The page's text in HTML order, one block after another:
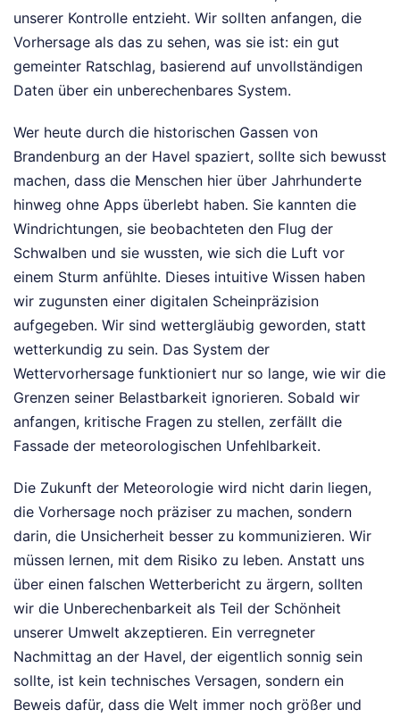
unserer Kontrolle entzieht. Wir sollten anfangen, die
Vorhersage als das zu sehen, was sie ist: ein gut
gemeinter Ratschlag, basierend auf unvollständigen
Daten über ein unberechenbares System.
Wer heute durch die historischen Gassen von
Brandenburg an der Havel spaziert, sollte sich bewusst
machen, dass die Menschen hier über Jahrhunderte
hinweg ohne Apps überlebt haben. Sie kannten die
Windrichtungen, sie beobachteten den Flug der
Schwalben und sie wussten, wie sich die Luft vor
einem Sturm anfühlte. Dieses intuitive Wissen haben
wir zugunsten einer digitalen Scheinpräzision
aufgegeben. Wir sind wettergläubig geworden, statt
wetterkundig zu sein. Das System der
Wettervorhersage funktioniert nur so lange, wie wir die
Grenzen seiner Belastbarkeit ignorieren. Sobald wir
anfangen, kritische Fragen zu stellen, zerfällt die
Fassade der meteorologischen Unfehlbarkeit.
Die Zukunft der Meteorologie wird nicht darin liegen,
die Vorhersage noch präziser zu machen, sondern
darin, die Unsicherheit besser zu kommunizieren. Wir
müssen lernen, mit dem Risiko zu leben. Anstatt uns
über einen falschen Wetterbericht zu ärgern, sollten
wir die Unberechenbarkeit als Teil der Schönheit
unserer Umwelt akzeptieren. Ein verregneter
Nachmittag an der Havel, der eigentlich sonnig sein
sollte, ist kein technisches Versagen, sondern ein
Beweis dafür, dass die Welt immer noch größer und